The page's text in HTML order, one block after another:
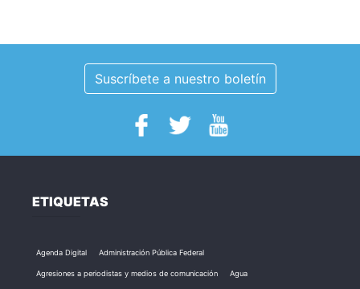
Suscríbete a nuestro boletín
ETIQUETAS
Agenda Digital Administración Pública Federal
Agresiones a periodistas y medios de comunicación Agua